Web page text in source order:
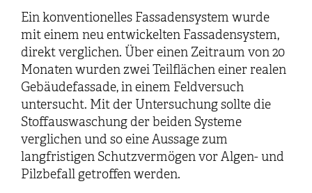
Ein konventionelles Fassadensystem wurde
mit einem neu entwickelten Fassadensystem,
direkt verglichen. Über einen Zeitraum von 20
Monaten wurden zwei Teilflächen einer realen
Gebäudefassade, in einem Feldversuch
untersucht. Mit der Untersuchung sollte die
Stoffauswaschung der beiden Systeme
verglichen und so eine Aussage zum
langfristigen Schutzvermögen vor Algen- und
Pilzbefall getroffen werden.